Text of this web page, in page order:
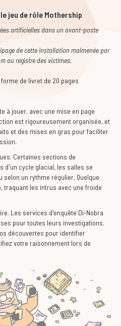
jeu de rôle Mothership
artificielles dans un avant-poste
de cette installation malmenée par
au registre des victimes.
de livret de 20 pages
à jouer, avec une mise en page
est rigoureusement organisée, et
et des mises en gras pour faciliter
Certaines sections de
d'un cycle glacial, les salles se
un rythme régulier. Quelque
traquant les intrus avec une froide
Les services d'enquête Di-Nobra
pour toutes leurs investigations.
découvertes pour identifier
votre raisonnement lors de